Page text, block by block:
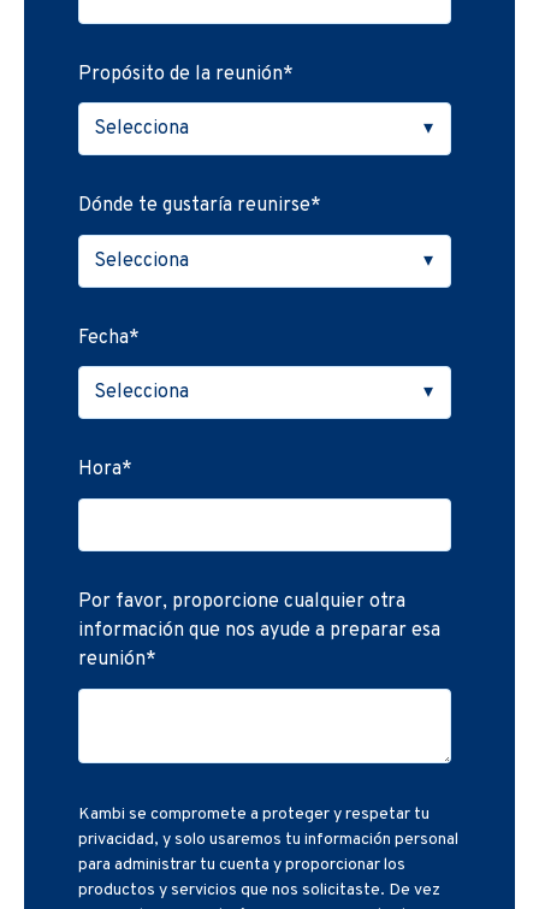
Propósito de la reunión*
Dónde te gustaría reunirse*
Fecha*
Hora*
Por favor, proporcione cualquier otra
información que nos ayude a preparar esa
reunión*
Kambi se compromete a proteger y respetar tu
privacidad, y solo usaremos tu información personal
para administrar tu cuenta y proporcionar los
productos y servicios que nos solicitaste. De vez